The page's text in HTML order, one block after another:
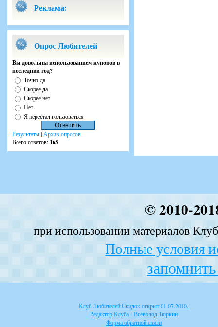
Реклама:
Опрос Любителей
Вы довольны использованием купонов в
последний год?
Точно да
Скорее да
Скорее нет
Нет
Я перестал пользоваться
Результаты| Архив опросов
Всего ответов: 165
© 2010-
при использовании материалов
Полные условия
Клуб Любителей Скидок открыт 01.07.2010.
Редактор Клуба - Всеволод Тюркин
Форма обратной связи